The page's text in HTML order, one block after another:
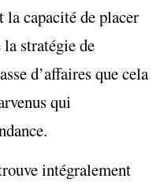
la capacité de placer
stratégie de
d’affaires que cela
qui
intégralement